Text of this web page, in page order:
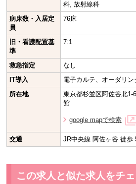
科, 放射線科
病床数・入居定
員
76床
旧・看護配置基
準
7:1
救急指定
なし
IT導入
電子カルテ、オーダリン
所在地
東京都杉並区阿佐谷北1-
館
google mapで検索
交通 JR中央線 阿佐ヶ谷 徒歩
この求人と似た求人をチェ